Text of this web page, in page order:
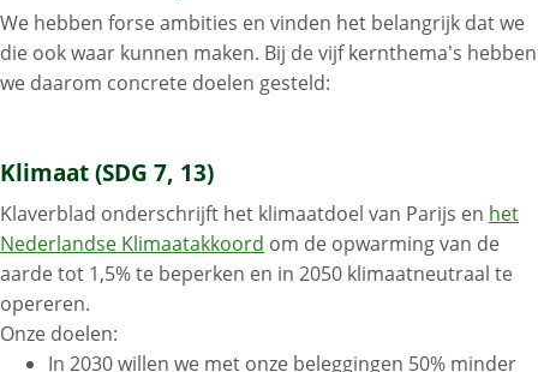
We hebben forse ambities en vinden het belangrijk dat we
die ook waar kunnen maken. Bij de vijf kernthema’s hebben
we daarom concrete doelen gesteld:
Klimaat (SDG 7, 13)
Klaverblad onderschrijft het klimaatdoel van Parijs en het
Nederlandse Klimaatakkoord om de opwarming van de
aarde tot 1,5% te beperken en in 2050 klimaatneutraal te
opereren.
Onze doelen:
In 2030 willen we met onze beleggingen 50% minder